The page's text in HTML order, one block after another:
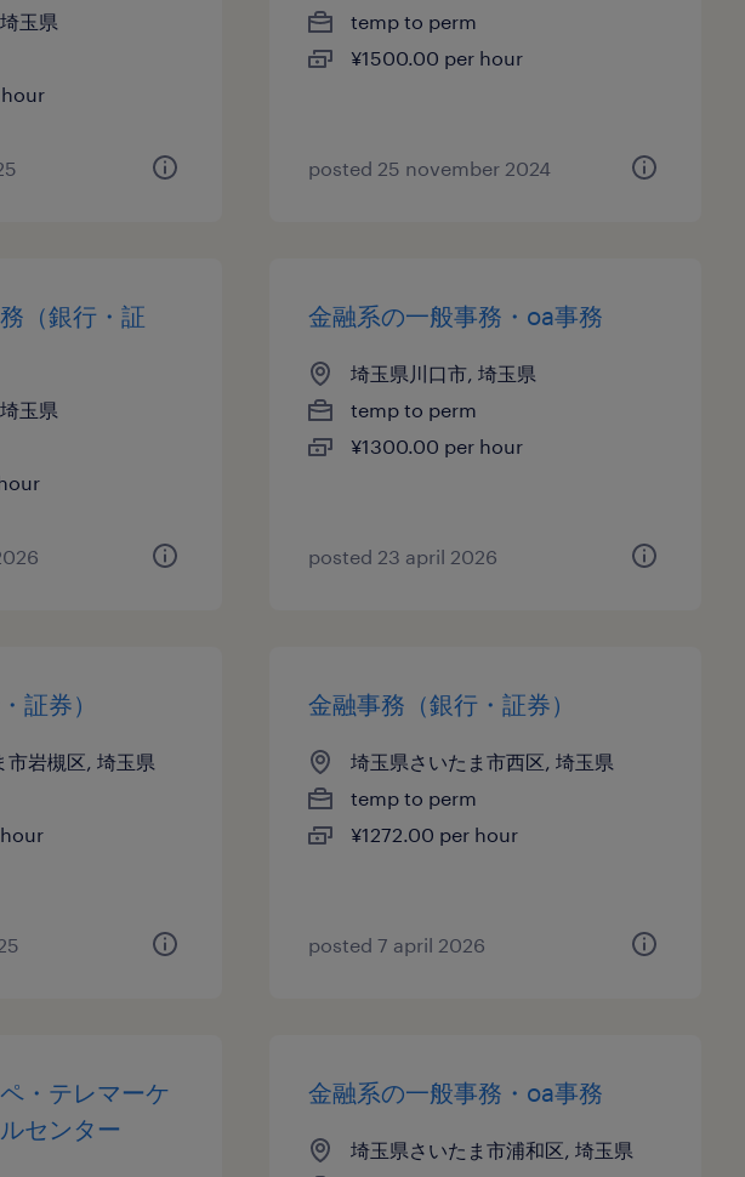
玉県
temp to perm
¥1500.00 per hour
posted 25 november 2024
（銀行・証
玉県
金融系の一般事務・oa事務
埼玉県川口市, 埼玉県
temp to perm
¥1300.00 per hour
posted 23 april 2026
証券）
市岩槻区, 埼玉県
金融事務（銀行・証券）
埼玉県さいたま市西区, 埼玉県
temp to perm
¥1272.00 per hour
posted 7 april 2026
・テレマーケ
センター
金融系の一般事務・oa事務
埼玉県さいたま市浦和区, 埼玉県